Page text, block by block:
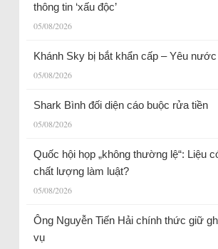
thông tin ‘xấu độc’
05/08/2026
Khánh Sky bị bắt khẩn cấp – Yêu
05/08/2026
Shark Bình đối diện cáo buộc rửa tiền
05/08/2026
Quốc hội họp „không thường lệ“: Liệu
chất lượng làm luật?
05/08/2026
Ông Nguyễn Tiến Hải chính thức giữ
vụ